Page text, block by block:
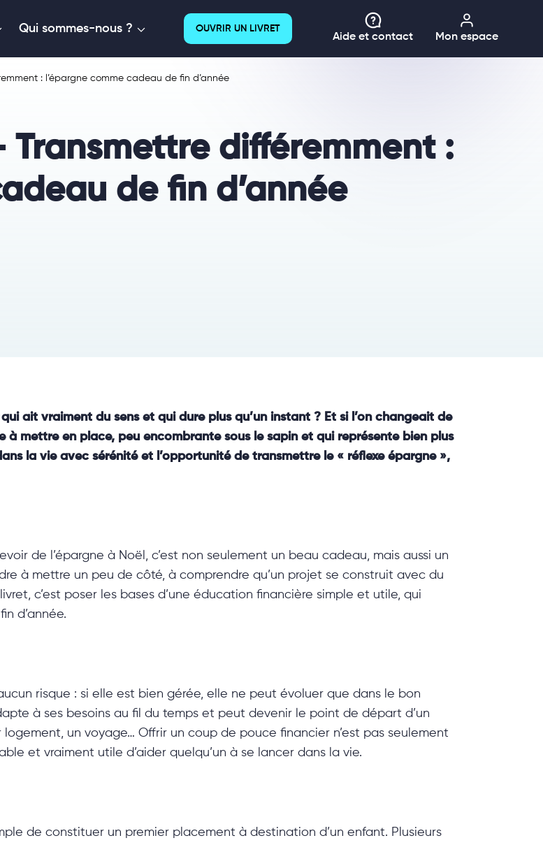
Qui sommes-nous ?
Aide et contact Mon espace
OUVRIR UN LIVRET
: l’épargne comme cadeau de fin d’année
Transmettre différemment :
de fin d’année
ait vraiment du sens et qui dure plus qu’un instant ? Et si l’on changeait de
à mettre en place, peu encombrante sous le sapin et qui représente bien plus
la vie avec sérénité et l’opportunité de transmettre le « réflexe épargne »,
de l’épargne à Noël, c’est non seulement un beau cadeau, mais aussi un
à mettre un peu de côté, à comprendre qu’un projet se construit avec du
c’est poser les bases d’une éducation financière simple et utile, qui
d’année.
risque : si elle est bien gérée, elle ne peut évoluer que dans le bon
à ses besoins au fil du temps et peut devenir le point de départ d’un
un voyage… Offrir un coup de pouce financier n’est pas seulement
et vraiment utile d’aider quelqu’un à se lancer dans la vie.
de constituer un premier placement à destination d’un enfant. Plusieurs